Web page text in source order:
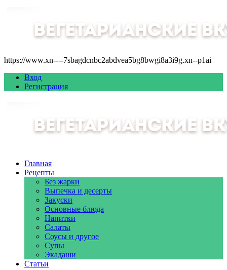
https://www.xn----7sbagdcnbc2abdvea5bg8bwgi8a3i9g.xn--p1ai
Вход
Регистрация
Главная
Рецепты
Без жарки
Выпечка и десерты
Закуски
Основные блюда
Напитки
Салаты
Соусы и другое
Супы
Экадаши
Статьи